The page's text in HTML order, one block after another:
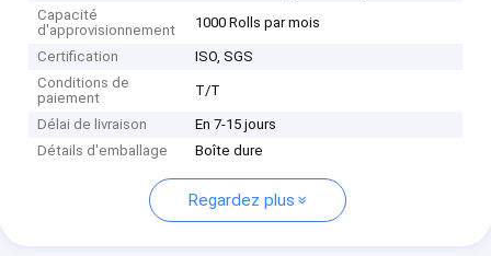
Capacité
d'approvisionnement
1000 Rolls par mois
Certification
ISO, SGS
Conditions de
paiement
T/T
Délai de livraison
En 7-15 jours
Détails d'emballage
Boîte dure
Regardez plus